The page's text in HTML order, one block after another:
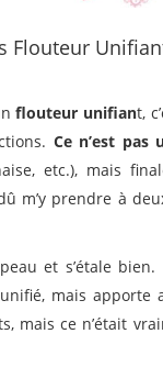
Flouteur
flouteur unifiant,
Ce n’est pas
etc.), mais
m’y prendre à
et s’étale
mais
mais ce n’était